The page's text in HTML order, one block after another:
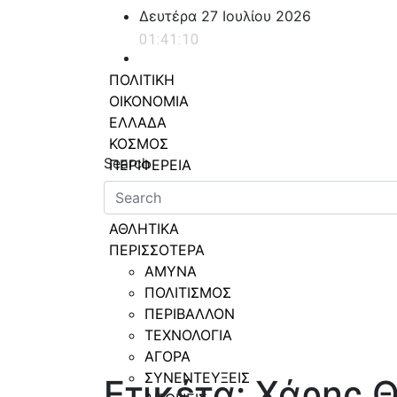
Δευτέρα 27 Ιουλίου 2026
01:41:11
powerplayer.gr
Search
ΠΟΛΙΤΙΚΗ
ΟΙΚΟΝΟΜΙΑ
ΕΛΛΑΔΑ
ΚΟΣΜΟΣ
ΠΕΡΙΦΕΡΕΙΑ
ΥΓΕΙΑ
LIFESTYLE
ΑΘΛΗΤΙΚΑ
ΠΕΡΙΣΣΟΤΕΡΑ
ΑΜΥΝΑ
ΠΟΛΙΤΙΣΜΟΣ
ΠΕΡΙΒΑΛΛΟΝ
ΤΕΧΝΟΛΟΓΙΑ
ΑΓΟΡΑ
ΣΥΝΕΝΤΕΥΞΕΙΣ